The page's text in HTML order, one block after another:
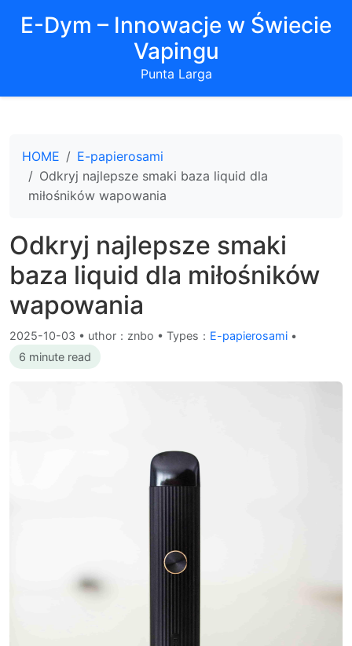
E-Dym – Innowacje w Świecie
Vapingu
Punta Larga
HOME
E-papierosami
Odkryj najlepsze smaki baza liquid dla
miłośników wapowania
Odkryj najlepsze smaki
baza liquid dla miłośników
wapowania
2025-10-03 • uthor：znbo • Types： E-papierosami •
6 minute read